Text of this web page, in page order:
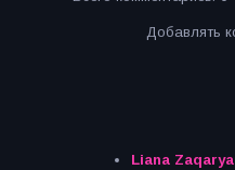
Добавлять
Liana